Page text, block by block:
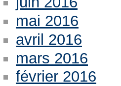
mai 2016
avril 2016
mars 2016
février 2016